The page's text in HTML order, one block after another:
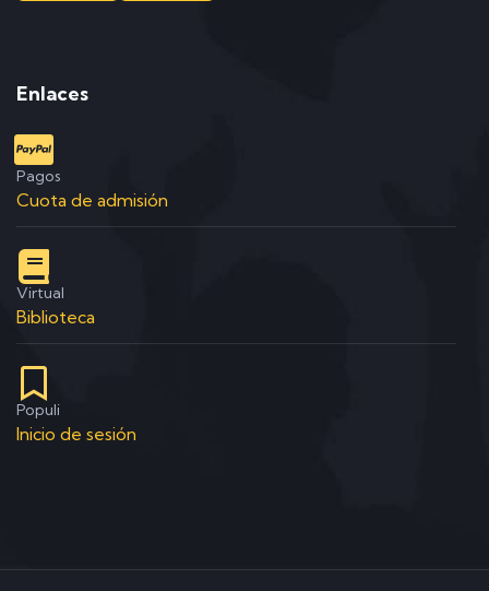
Enlaces
Pagos
Cuota de admisión
Virtual
Biblioteca
Populi
Inicio de sesión